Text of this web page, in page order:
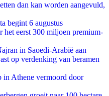
dan kan worden aangevuld,
begint 6 augustus
eerst 300 miljoen premium-
in Saoedi-Arabië aan
op verdenking van beramen
in Athene vermoord door